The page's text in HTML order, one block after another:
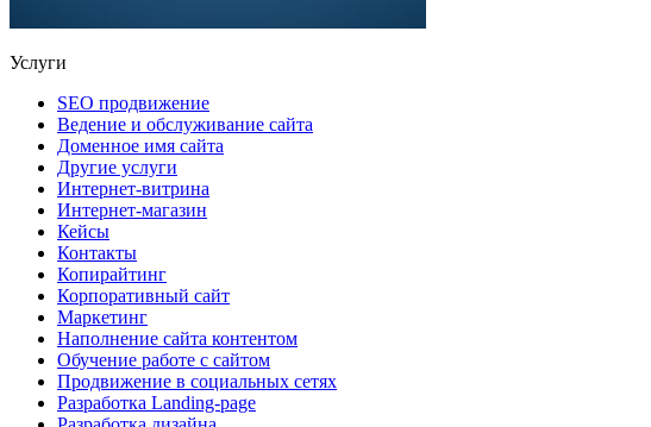
Услуги
SEO продвижение
Ведение и обслуживание сайта
Доменное имя сайта
Другие услуги
Интернет-витрина
Интернет-магазин
Кейсы
Контакты
Копирайтинг
Корпоративный сайт
Маркетинг
Наполнение сайта контентом
Обучение работе с сайтом
Продвижение в социальных сетях
Разработка Landing-page